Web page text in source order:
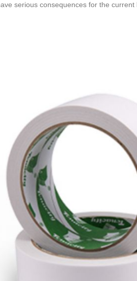
serious consequences for the